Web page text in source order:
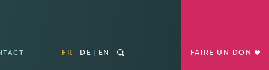
FR DE EN FAIRE UN DON